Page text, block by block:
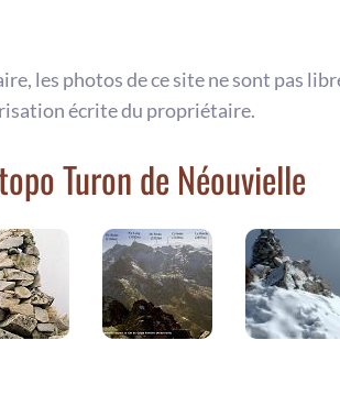
les photos de ce site ne sont pas
écrite du propriétaire.
Turon de Néouvielle